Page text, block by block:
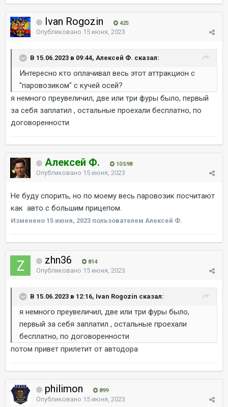
Ivan Rogozin 425
Опубликовано 15 июня, 2023
В 15.06.2023 в 09:44, Алексей Ф. сказал:
Интересно кто оплачивал весь этот аттракцион с
"паровозиком" с кучей осей?
я немного преувеличил, две или три фуры было, первый
за себя заплатил , остальные проехали бесплатно, по
договоренности
Алексей Ф. 10 598
Опубликовано 15 июня, 2023
Не буду спорить, но по моему весь паровозик посчитают
как авто с большим прицепом.
Изменено 15 июня, 2023 пользователем Алексей Ф.
zhn36 814
Опубликовано 15 июня, 2023
В 15.06.2023 в 12:16, Ivan Rogozin сказал:
я немного преувеличил, две или три фуры было,
первый за себя заплатил , остальные проехали
бесплатно, по договоренности
потом привет прилетит от автодора
philimon 899
Опубликовано 15 июня, 2023